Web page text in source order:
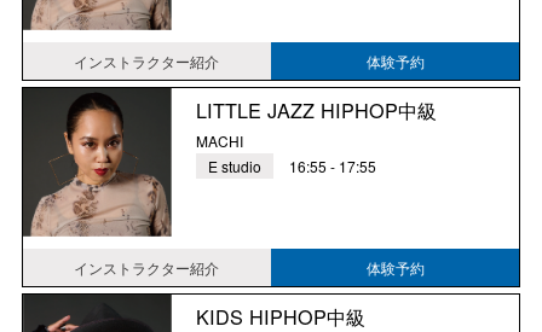
インストラクター紹介 体験予約
LITTLE JAZZ HIPHOP中級
MACHI
E studio
16:55 - 17:55
インストラクター紹介 体験予約
KIDS HIPHOP中級